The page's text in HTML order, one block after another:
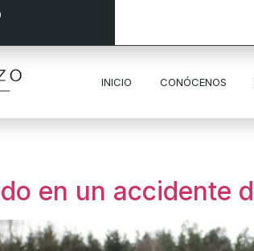
INICIO CONÓCENOS
en un accidente